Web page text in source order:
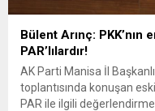
Bülent Arınç: PKK’nın
PAR’lılardır!
AK Parti Manisa İl
toplantısında konuşan
PAR ile ilgili